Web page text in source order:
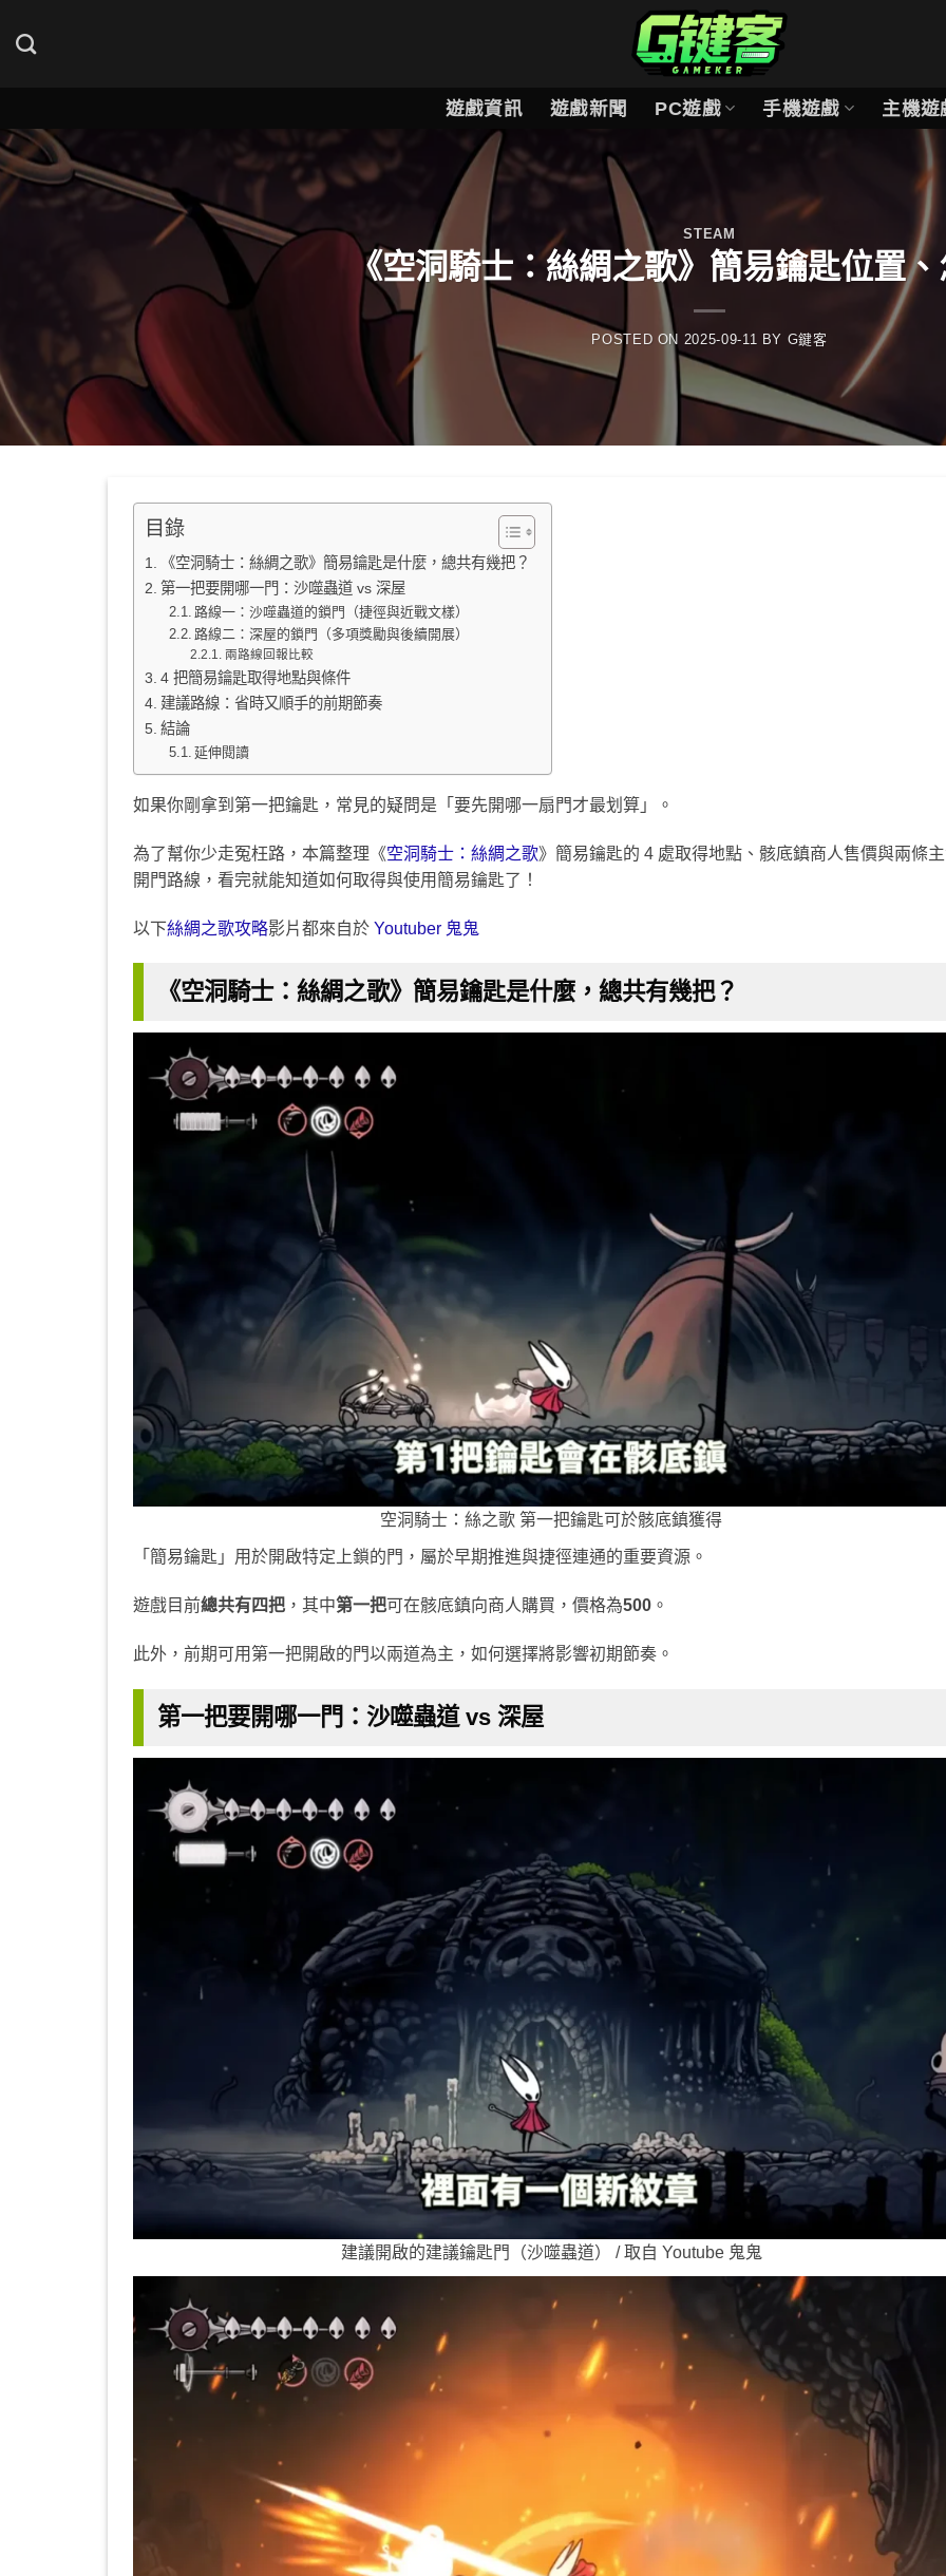
遊戲資訊 遊戲新聞 PC遊戲 手機遊戲 主機遊
STEAM
《空洞騎士：絲綢之歌》簡易鑰匙位置
POSTED ON 2025-09-11 BY G鍵客
目錄
《空洞騎士：絲綢之歌》簡易鑰匙是什麼，總共有幾把？
第一把要開哪一門：沙噬蟲道 vs 深屋
路線一：沙噬蟲道的鎖門（捷徑與近戰文樣）
路線二：深屋的鎖門（多項獎勵與後續開展）
兩路線回報比較
4 把簡易鑰匙取得地點與條件
建議路線：省時又順手的前期節奏
結論
延伸閱讀
如果你剛拿到第一把鑰匙，常見的疑問是「要先開哪一扇門才最划算」。
為了幫你少走冤枉路，本篇整理《空洞騎士：絲綢之歌》簡易鑰匙的 4 處取得地點、骸底鎮商人售價與兩條
開門路線，看完就能知道如何取得與使用簡易鑰匙了！
以下絲綢之歌攻略影片都來自於 Youtuber 鬼鬼
《空洞騎士：絲綢之歌》簡易鑰匙是什麼，總共有幾把？
空洞騎士：絲之歌 第一把鑰匙可於骸底鎮獲得
「簡易鑰匙」用於開啟特定上鎖的門，屬於早期推進與捷徑連通的重要資源。
遊戲目前總共有四把 ，其中第一把可在骸底鎮向商人購買，價格為500 。
此外，前期可用第一把開啟的門以兩道為主，如何選擇將影響初期節奏。
第一把要開哪一門：沙噬蟲道 vs 深屋
建議開啟的建議鑰匙門（沙噬蟲道） / 取自 Youtube 鬼鬼